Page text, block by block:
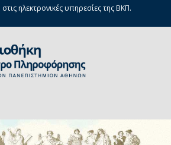
ηλεκτρονικές υπηρεσίες της ΒΚΠ.